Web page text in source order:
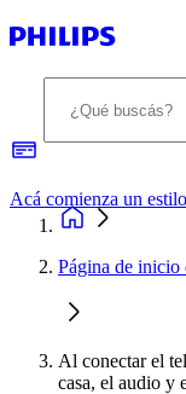
Página de inicio
Al conectar el
casa, el audio y